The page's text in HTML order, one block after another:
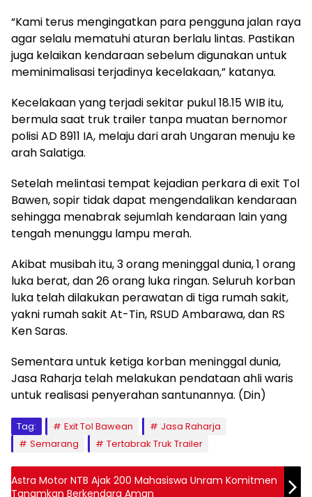
“Kami terus mengingatkan para pengguna jalan raya
agar selalu mematuhi aturan berlalu lintas. Pastikan
juga kelaikan kendaraan sebelum digunakan untuk
meminimalisasi terjadinya kecelakaan,” katanya.
Kecelakaan yang terjadi sekitar pukul 18.15 WIB itu,
bermula saat truk trailer tanpa muatan bernomor
polisi AD 8911 IA, melaju dari arah Ungaran menuju ke
arah Salatiga.
Setelah melintasi tempat kejadian perkara di exit Tol
Bawen, sopir tidak dapat mengendalikan kendaraan
sehingga menabrak sejumlah kendaraan lain yang
tengah menunggu lampu merah.
Akibat musibah itu, 3 orang meninggal dunia, 1 orang
luka berat, dan 26 orang luka ringan. Seluruh korban
luka telah dilakukan perawatan di tiga rumah sakit,
yakni rumah sakit At-Tin, RSUD Ambarawa, dan RS
Ken Saras.
Sementara untuk ketiga korban meninggal dunia,
Jasa Raharja telah melakukan pendataan ahli waris
untuk realisasi penyerahan santunannya. (Din)
Tag: Exit Tol Bawean
Jasa Raharja
Semarang
Tertabrak Truk Trailer
Astra Motor NTB Ajak 200 Mahasiswa Unram Komitmen
Tanamkan Berkendara Aman